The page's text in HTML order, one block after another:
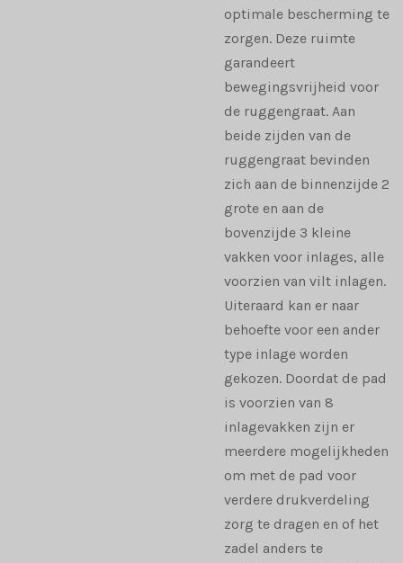
optimale bescherming te
zorgen. Deze ruimte
garandeert
bewegingsvrijheid voor
de ruggengraat. Aan
beide zijden van de
ruggengraat bevinden
zich aan de binnenzijde 2
grote en aan de
bovenzijde 3 kleine
vakken voor inlages, alle
voorzien van vilt inlagen.
Uiteraard kan er naar
behoefte voor een ander
type inlage worden
gekozen. Doordat de pad
is voorzien van 8
inlagevakken zijn er
meerdere mogelijkheden
om met de pad voor
verdere drukverdeling
zorg te dragen en of het
zadel anders te